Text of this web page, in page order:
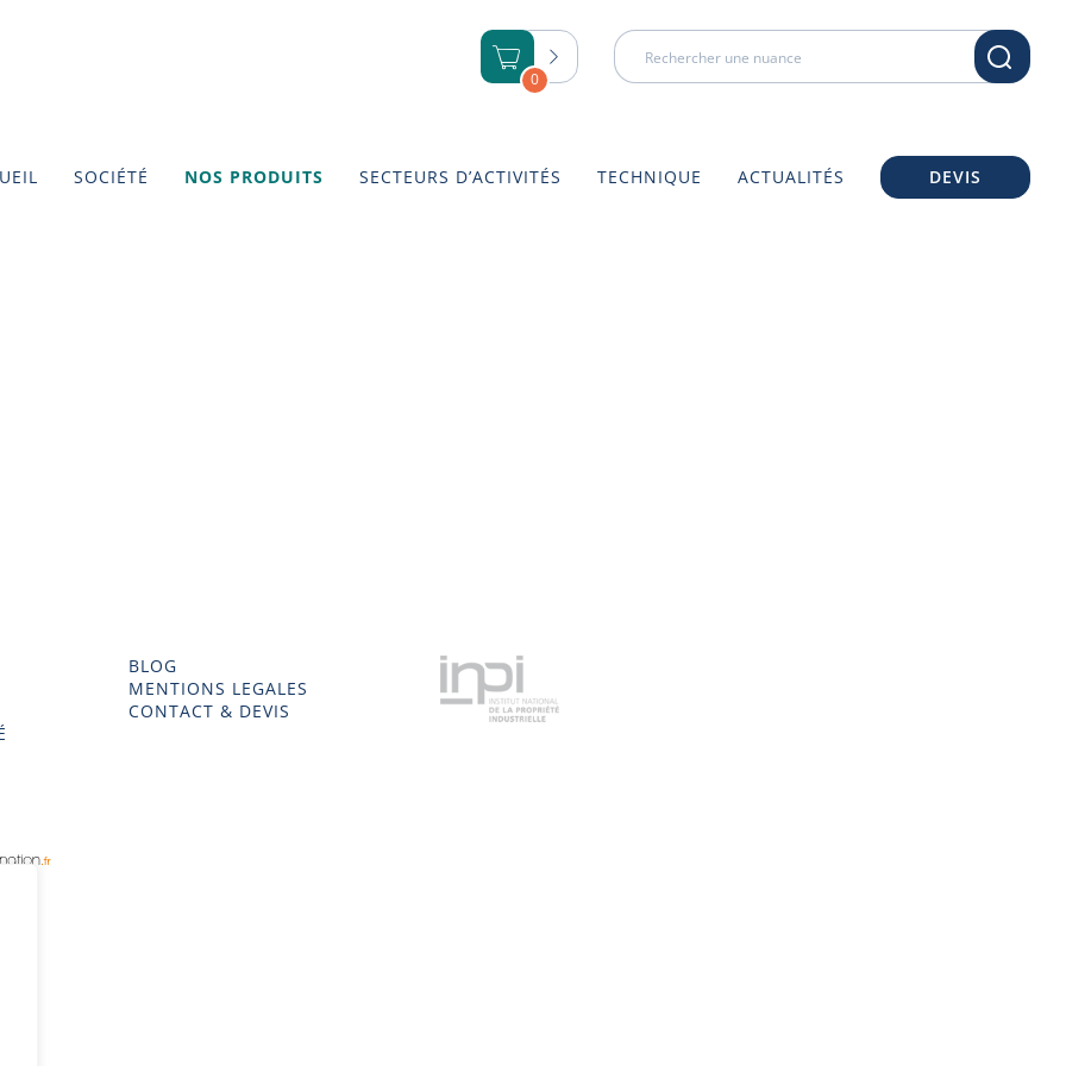
0
SOCIÉTÉ NOS PRODUITS SECTEURS D’ACTIVITÉS TECHNIQUE ACTUALITÉS DEVIS
BLOG
MENTIONS LEGALES
CONTACT & DEVIS